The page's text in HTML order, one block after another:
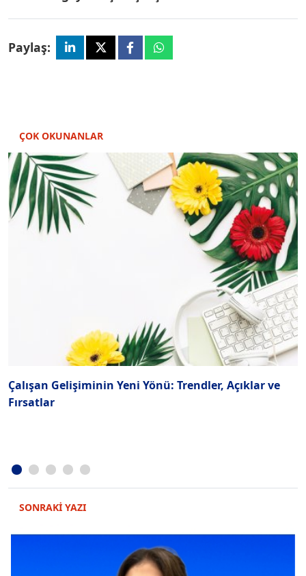
Paylaş:
ÇOK OKUNANLAR
Çalışan Gelişiminin Yeni Yönü: Trendler, Açıklar ve
Fırsatlar
SONRAKİ YAZI